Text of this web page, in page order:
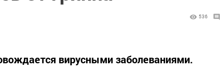
536
вирусными заболеваниями.